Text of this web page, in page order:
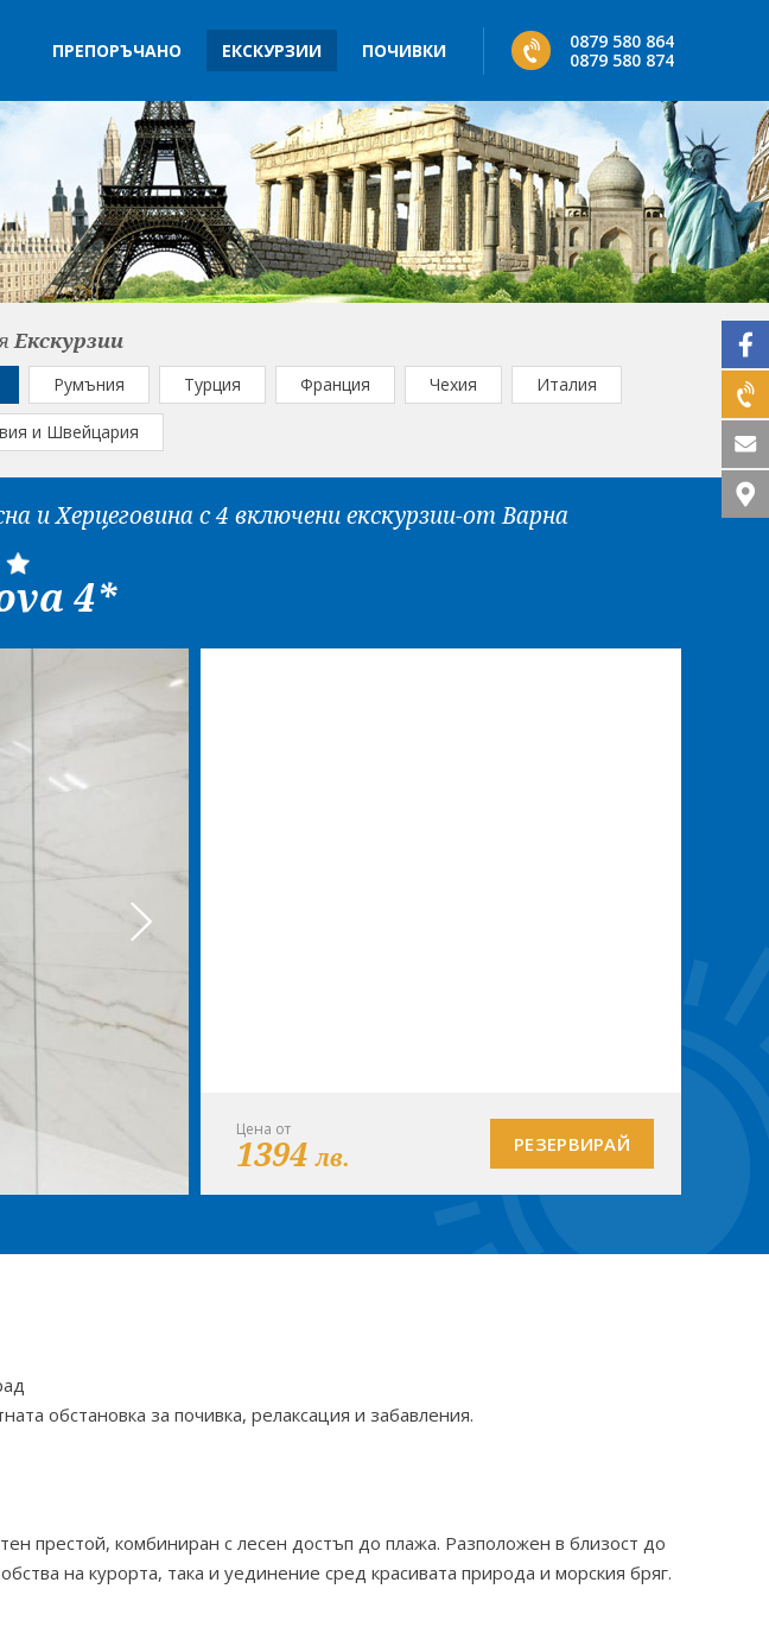
ПРЕПОРЪЧАНО ЕКСКУРЗИИ ПОЧИВКИ
0879 580 864
0879 580 874
Екскурзии
Румъния Турция Франция Чехия Италия
и Швейцария
Херцеговина с 4 включени екскурзии-от Варна
4*
РЕЗЕРВИРАЙ
Цена от
1394лв.
обстановка за почивка, релаксация и забавления.
престой, комбиниран с лесен достъп до плажа. Разположен в близост до
на курорта, така и уединение сред красивата природа и морския бряг.